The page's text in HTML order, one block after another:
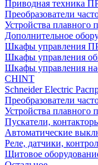
Приводная техника
Преобразователи
Устройства плавного
Дополнительное
Шкафы управления
Шкафы управления
Шкафы управления
CHINT
Schneider Electric
Преобразователи
Устройства плавного
Пускатели,
Автоматические
Реле, датчики,
Щитовое